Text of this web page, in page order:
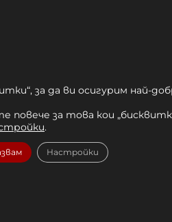
за да ви осигурим най-
повече за това кои
.
Настройки